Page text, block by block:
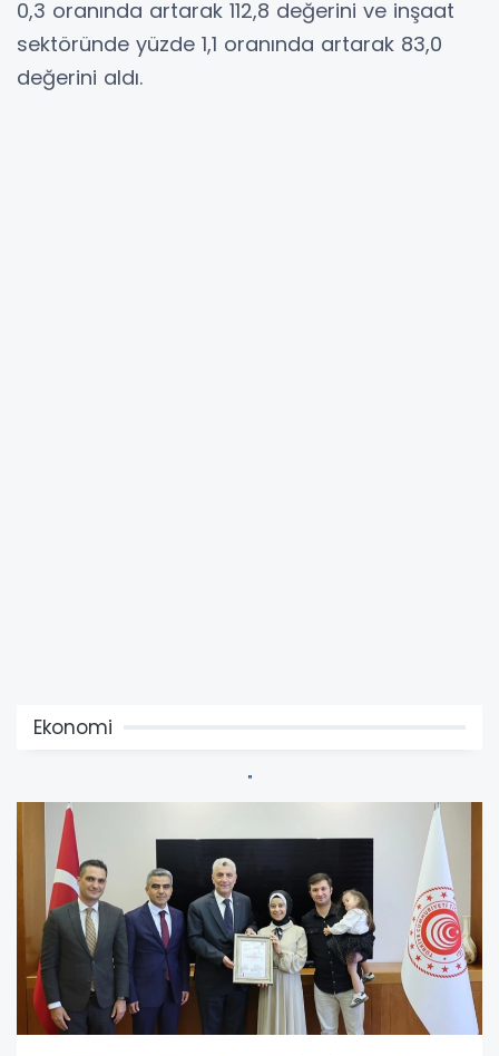
0,3 oranında artarak 112,8 değerini ve inşaat
sektöründe yüzde 1,1 oranında artarak 83,0
değerini aldı.
Ekonomi